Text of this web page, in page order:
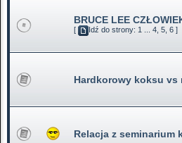
BRUCE LEE
[ Idź do strony: 1 ... 4, 5, 6 ]
Hardkorowy koksu vs
Relacja z seminarium